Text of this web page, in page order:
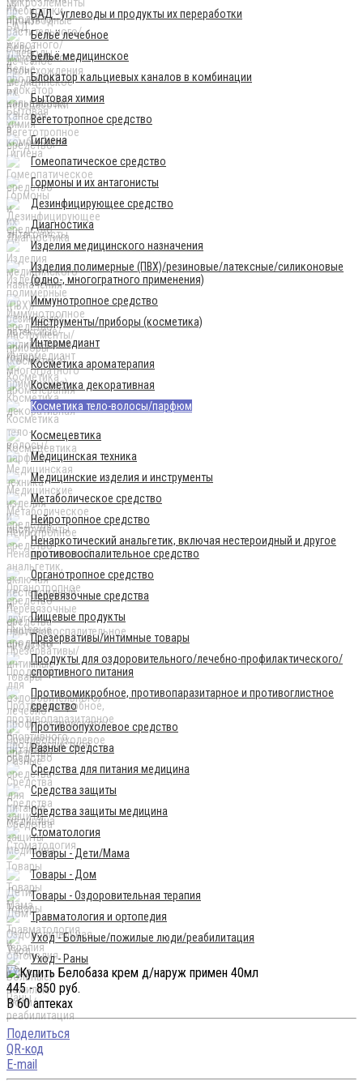
БАД - углеводы и продукты их переработки
Бельё лечебное
Бельё медицинское
Блокатор кальциевых каналов в комбинации
Бытовая химия
Вегетотропное средство
Гигиена
Гомеопатическое средство
Гормоны и их антагонисты
Дезинфицирующее средство
Диагностика
Изделия медицинского назначения
Изделия полимерные (ПВХ)/резиновые/латексные/силиконовые
(одно-, многогратного применения)
Иммунотропное средство
Инструменты/приборы (косметика)
Интермедиант
Косметика ароматерапия
Косметика декоративная
Косметика тело-волосы/парфюм
Космецевтика
Медицинская техника
Медицинские изделия и инструменты
Метаболическое средство
Нейротропное средство
Ненаркотический анальгетик, включая нестероидный и другое
противовоспалительное средство
Органотропное средство
Перевязочные средства
Пищевые продукты
Презервативы/интимные товары
Продукты для оздоровительного/лечебно-профилактического/
спортивного питания
Противомикробное, противопаразитарное и противоглистное
средство
Противоопухолевое средство
Разные средства
Средства для питания медицина
Средства защиты
Средства защиты медицина
Стоматология
Товары - Дети/Мама
Товары - Дом
Товары - Оздоровительная терапия
Травматология и ортопедия
Уход - Больные/пожилые люди/реабилитация
Уход - Раны
445 - 850 руб.
В 60 аптеках
Поделиться
QR-код
E-mail